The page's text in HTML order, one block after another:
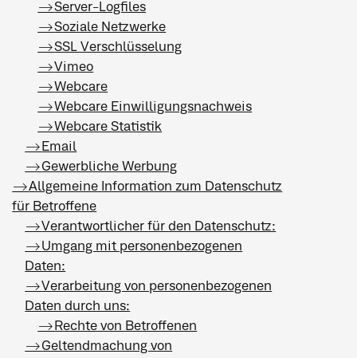
Server-Logfiles
Soziale Netzwerke
SSL Verschlüsselung
Vimeo
Webcare
Webcare Einwilligungsnachweis
Webcare Statistik
Email
Gewerbliche Werbung
Allgemeine Information zum Datenschutz
für Betroffene
Verantwortlicher für den Datenschutz:
Umgang mit personenbezogenen
Daten:
Verarbeitung von personenbezogenen
Daten durch uns:
Rechte von Betroffenen
Geltendmachung von